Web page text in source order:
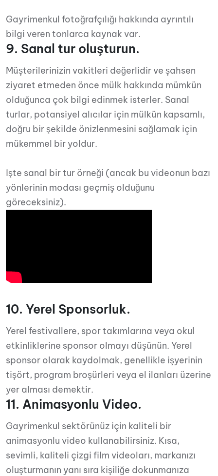
Gayrimenkul fotoğrafçılığı hakkında ayrıntılı
bilgi veren tonlarca kaynak var.
9. Sanal tur oluşturun.
Müşterilerinizin vakitleri değerlidir ve şahsen
ziyaret etmeden önce mülk hakkında mümkün
olduğunca çok bilgi edinmek isterler. Sanal
turlar, potansiyel alıcılar için mülkün kapsamlı,
doğru bir şekilde önizlenmesini sağlamak için
mükemmel bir yoldur.
İşte sanal bir tur örneği (ancak bu videonun bazı
yönlerinin modası geçmiş olduğunu
göreceksiniz).
10. Yerel Sponsorluk.
Yerel festivallere, spor takımlarına veya okul
etkinliklerine sponsor olmayı düşünün. Yerel
sponsor olarak kaydolmak, genellikle işyerinin
tişört, program broşürleri veya el ilanları üzerine
yer alması demektir.
11. Animasyonlu Video.
Gayrimenkul sektörünüz için kaliteli bir
animasyonlu video kullanabilirsiniz. Kısa,
sevimli, kaliteli çizgi film videoları, markanızı
oluşturmanın yanı sıra kişiliğe dokunmanıza